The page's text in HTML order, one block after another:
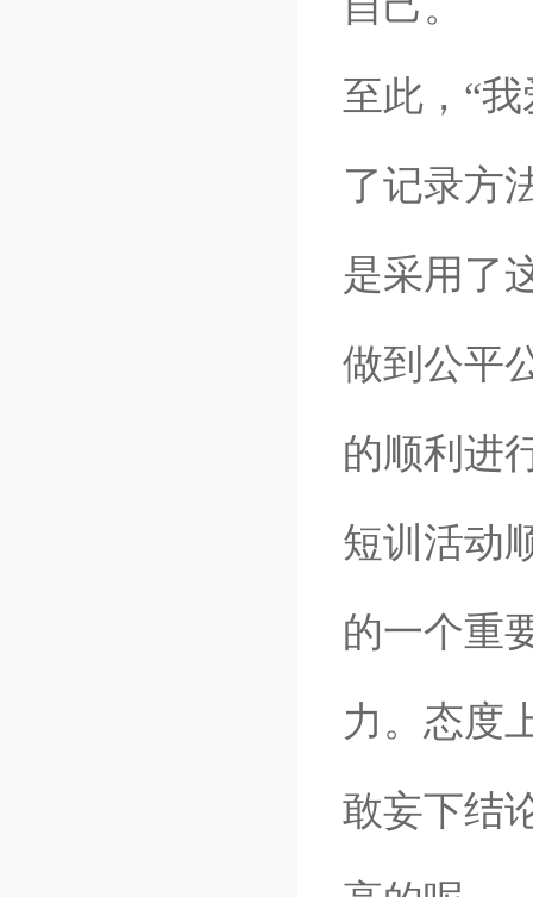
至此，“
了记录方
是采用了
做到公平
的顺利进
短训活动
的一个重
力。态度
敢妄下结